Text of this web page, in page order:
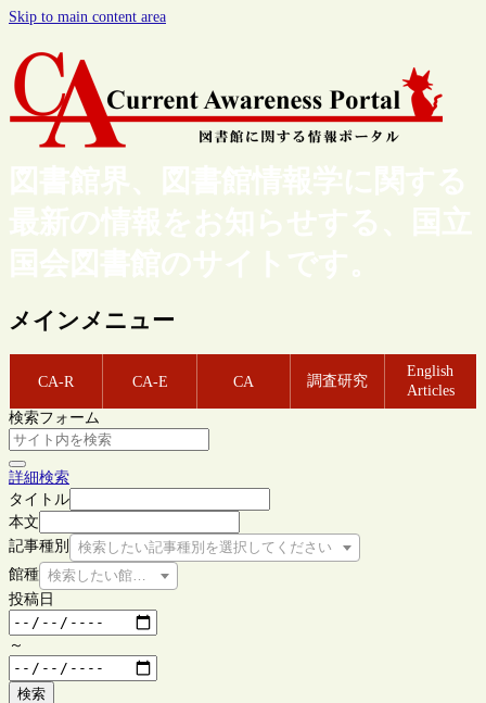
Skip to main content area
図書館界、図書館情報学に関する
最新の情報をお知らせする、国立
国会図書館のサイトです。
メインメニュー
CA-R CA-E CA 調査研究
English
Articles
検索フォーム
詳細検索
タイトル
本文
記事種別
検索したい記事種別を選択してください
館種 検索したい館種を選択してください
投稿日
～
検索